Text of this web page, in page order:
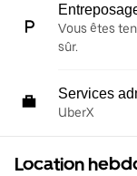
Vous êtes
sûr.
Services
UberX
Location